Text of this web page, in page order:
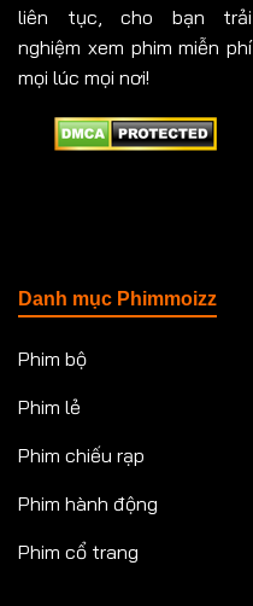
liên tục, cho bạn trải
nghiệm xem phim miễn phí
mọi lúc mọi nơi!
Danh mục Phimmoizz
Phim bộ
Phim lẻ
Phim chiếu rạp
Phim hành động
Phim cổ trang